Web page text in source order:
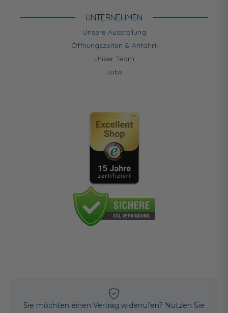
UNTERNEHMEN
Unsere Ausstellung
Öffnungszeiten & Anfahrt
Unser Team
Jobs
Sie möchten einen Vertrag widerrufen? Nutzen Sie